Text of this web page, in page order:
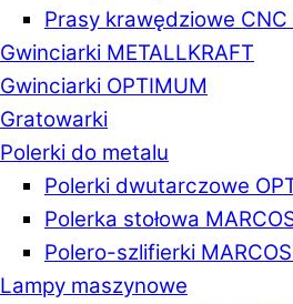
Prasy krawędziowe CNC
Gwinciarki METALLKRAFT
Gwinciarki OPTIMUM
Gratowarki
Polerki do metalu
Polerki dwutarczowe
Polerka stołowa
Polero-szlifierki
Lampy maszynowe